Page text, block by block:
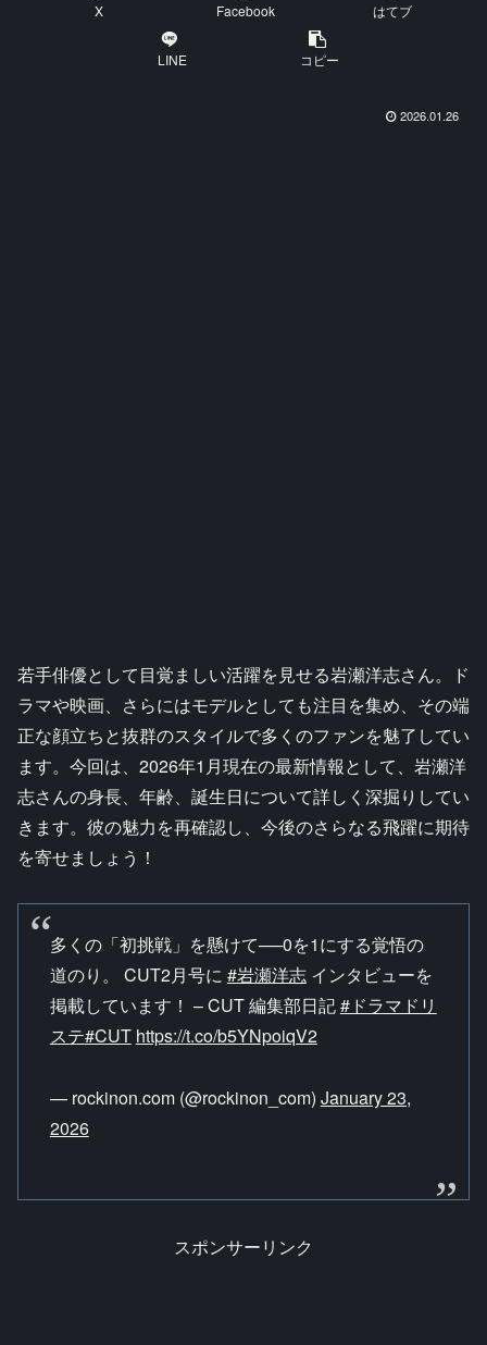
X Facebook はてブ
LINE コピー
2026.01.26
若手俳優として目覚ましい活躍を見せる岩瀬洋志さん。ド
ラマや映画、さらにはモデルとしても注目を集め、その端
正な顔立ちと抜群のスタイルで多くのファンを魅了してい
ます。今回は、2026年1月現在の最新情報として、岩瀬洋
志さんの身長、年齢、誕生日について詳しく深掘りしてい
きます。彼の魅力を再確認し、今後のさらなる飛躍に期待
を寄せましょう！
多くの「初挑戦」を懸けて──0を1にする覚悟の
道のり。 CUT2月号に #岩瀬洋志インタビューを
掲載しています！ – CUT 編集部日記#ドラマドリ
ステ#CUT https://t.co/b5YNpoiqV2
— rockinon.com (@rockinon_com) January 23,
2026
スポンサーリンク